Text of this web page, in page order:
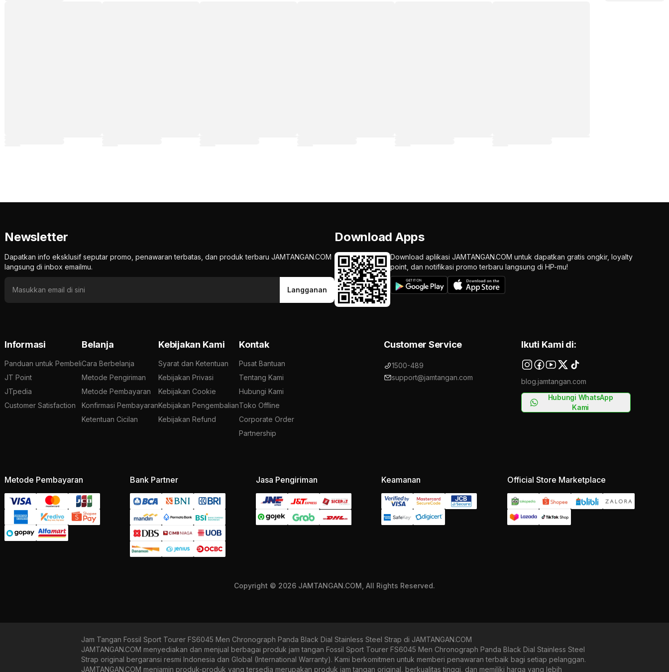
Newsletter
Dapatkan info eksklusif seputar promo, penawaran terbatas, dan produk terbaru JAMTANGAN.COM
langsung di inbox emailmu.
Langganan
Download Apps
Download aplikasi JAMTANGAN.COM untuk dapatkan gratis ongkir, loyalty
point, dan notifikasi promo terbaru langsung di HP-mu!
Informasi
Panduan untuk Pembeli
JT Point
JTpedia
Customer Satisfaction
Belanja
Cara Berbelanja
Metode Pengiriman
Metode Pembayaran
Konfirmasi Pembayaran
Ketentuan Cicilan
Kebijakan Kami
Syarat dan Ketentuan
Kebijakan Privasi
Kebijakan Cookie
Kebijakan Pengembalian
Kebijakan Refund
Kontak
Pusat Bantuan
Tentang Kami
Hubungi Kami
Toko Offline
Corporate Order
Partnership
Customer Service
1500-489
support@jamtangan.com
Ikuti Kami di:
blog.jamtangan.com
Hubungi WhatsApp
Kami
Metode Pembayaran Bank Partner Jasa Pengiriman Keamanan Official Store Marketplace
Copyright © 2026 JAMTANGAN.COM, All Rights Reserved.
Jam Tangan Fossil Sport Tourer FS6045 Men Chronograph Panda Black Dial Stainless Steel Strap di JAMTANGAN.COM
JAMTANGAN.COM menyediakan dan menjual berbagai produk jam tangan Fossil Sport Tourer FS6045 Men Chronograph Panda Black Dial Stainless Steel
Strap original bergaransi resmi Indonesia dan Global (International Warranty). Kami berkomitmen untuk memberi penawaran terbaik bagi setiap pelanggan.
JAMTANGAN.COM menjamin produk-produk yang tersedia merupakan produk jam tangan original, berkualitas tinggi, dan memiliki harga yang lebih